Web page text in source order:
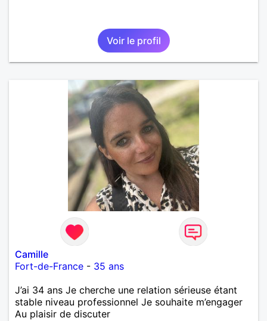
Voir le profil
Camille
Fort-de-France - 35 ans
J’ai 34 ans Je cherche une relation sérieuse étant
stable niveau professionnel Je souhaite m’engager
Au plaisir de discuter